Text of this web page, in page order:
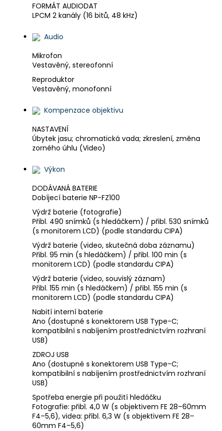
FORMÁT AUDIODAT
LPCM 2 kanály (16 bitů, 48 kHz)
Audio
Mikrofon
Vestavěný, stereofonní
Reproduktor
Vestavěný, monofonní
Kompenzace objektivu
NASTAVENÍ
Úbytek jasu; chromatická vada; zkreslení, změna
zorného úhlu (Video)
Výkon
DODÁVANÁ BATERIE
Dobíjecí baterie NP-FZ100
Výdrž baterie (fotografie)
Přibl. 490 snímků (s hledáčkem) / přibl. 530 snímků
(s monitorem LCD) (podle standardu CIPA)
Výdrž baterie (video, skutečná doba záznamu)
Přibl. 95 min (s hledáčkem) / přibl. 100 min (s
monitorem LCD) (podle standardu CIPA)
Výdrž baterie (video, souvislý záznam)
Přibl. 155 min (s hledáčkem) / přibl. 155 min (s
monitorem LCD) (podle standardu CIPA)
Nabití interní baterie
Ano (dostupné s konektorem USB Type-C;
kompatibilní s nabíjením prostřednictvím rozhraní
USB)
ZDROJ USB
Ano (dostupné s konektorem USB Type-C;
kompatibilní s nabíjením prostřednictvím rozhraní
USB)
Spotřeba energie při použití hledáčku
Fotografie: přibl. 4,0 W (s objektivem FE 28–60mm
F4–5,6), videa: přibl. 6,3 W (s objektivem FE 28–
60mm F4–5,6)